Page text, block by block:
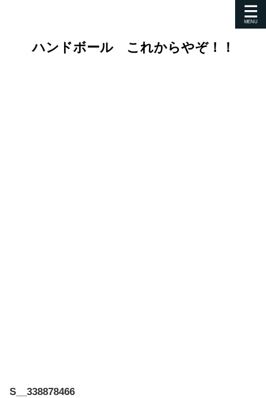
ハンドボール これからやぞ！！
S__338878466